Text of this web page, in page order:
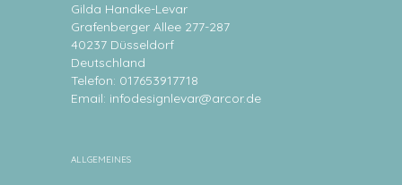
Gilda Handke-Levar
Grafenberger Allee 277-287
40237 Düsseldorf
Deutschland
Telefon: 017653917718
Email: infodesignlevar@arcor.de
ALLGEMEINES